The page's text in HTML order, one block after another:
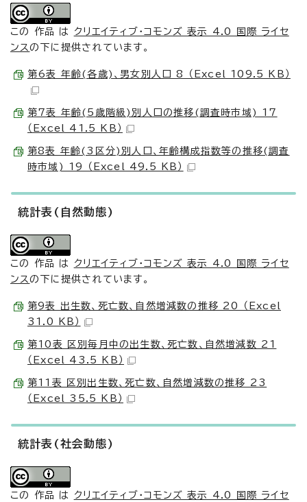
この 作品 は クリエイティブ・コモンズ 表示 4.0 国際 ライセ
ンスの下に提供されています。
第6表 年齢(各歳)、男女別人口 8 （Excel 109.5 KB）
第7表 年齢(5歳階級)別人口の推移(調査時市域) 17
（Excel 41.5 KB）
第8表 年齢(3区分)別人口、年齢構成指数等の推移(調査
時市域) 19 （Excel 49.5 KB）
統計表(自然動態)
この 作品 は クリエイティブ・コモンズ 表示 4.0 国際 ライセ
ンスの下に提供されています。
第9表 出生数、死亡数、自然増減数の推移 20 （Excel
31.0 KB）
第10表 区別毎月中の出生数、死亡数、自然増減数 21
（Excel 43.5 KB）
第11表 区別出生数、死亡数、自然増減数の推移 23
（Excel 35.5 KB）
統計表(社会動態)
この 作品 は クリエイティブ・コモンズ 表示 4.0 国際 ライセ